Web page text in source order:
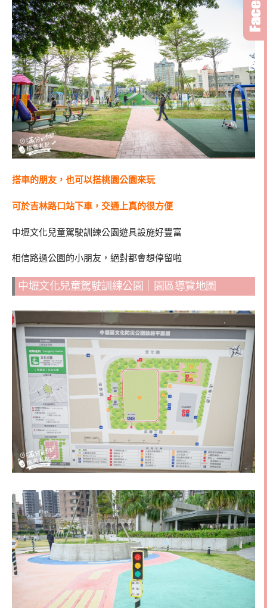
搭車的朋友，也可以搭桃園公園來玩
可於吉林路口站下車，交通上真的很方便
中壢文化兒童駕駛訓練公園遊具設施好豐富
相信路過公園的小朋友，絕對都會想停留啦
中壢文化兒童駕駛訓練公園｜園區導覽地圖